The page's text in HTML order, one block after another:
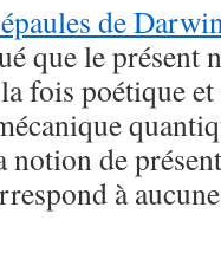
de
que le présent
fois poétique
de
à